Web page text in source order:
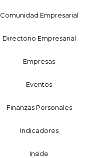
Comunidad Empresarial
Directorio Empresarial
Empresas
Eventos
Finanzas Personales
Indicadores
Inside